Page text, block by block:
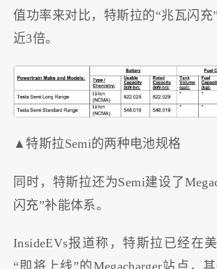
值功率来对比，特斯拉的“兆瓦闪充
近3倍。
▲特斯拉Semi的两种电池规格
同时，特斯拉还为Semi建设了
闪充”补能体系。
InsideEVs报道称，特斯拉已经在